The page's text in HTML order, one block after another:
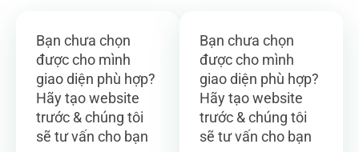
Bạn chưa chọn
được cho mình
giao diện phù hợp?
Hãy tạo website
trước & chúng tôi
sẽ tư vấn cho bạn
Bạn chưa chọn
được cho mình
giao diện phù hợp?
Hãy tạo website
trước & chúng tôi
sẽ tư vấn cho bạn